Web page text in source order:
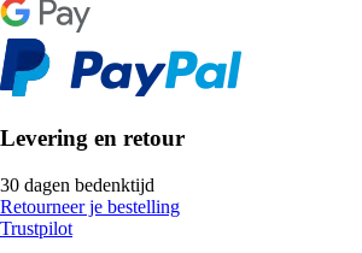
Levering en retour
30 dagen bedenktijd
Retourneer je bestelling
Trustpilot